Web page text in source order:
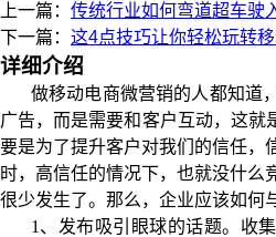
上一篇： 传统行业如何弯道超车驶
下一篇： 这4点技巧让你轻松玩转
详细介绍
做移动电商微营销的人都知道
广告，而是需要和客户互动，这就
要是为了提升客户对我们的信任，
时，高信任的情况下，也就没什么
很少发生了。那么，企业应该如何
1、发布吸引眼球的话题。收